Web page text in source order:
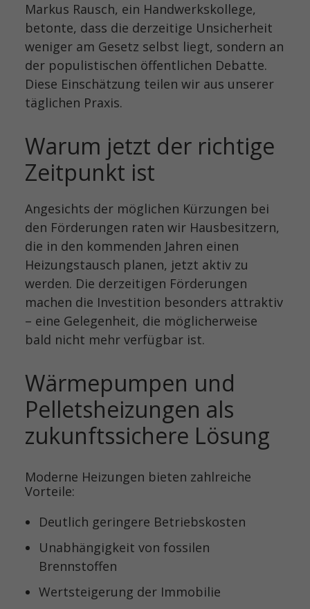
Markus Rausch, ein Handwerkskollege,
betonte, dass die derzeitige Unsicherheit
weniger am Gesetz selbst liegt, sondern an
der populistischen öffentlichen Debatte.
Diese Einschätzung teilen wir aus unserer
täglichen Praxis.
Warum jetzt der richtige
Zeitpunkt ist
Angesichts der möglichen Kürzungen bei
den Förderungen raten wir Hausbesitzern,
die in den kommenden Jahren einen
Heizungstausch planen, jetzt aktiv zu
werden. Die derzeitigen Förderungen
machen die Investition besonders attraktiv
– eine Gelegenheit, die möglicherweise
bald nicht mehr verfügbar ist.
Wärmepumpen und
Pelletsheizungen als
zukunftssichere Lösung
Moderne Heizungen bieten zahlreiche
Vorteile:
Deutlich geringere Betriebskosten
Unabhängigkeit von fossilen
Brennstoffen
Wertsteigerung der Immobilie